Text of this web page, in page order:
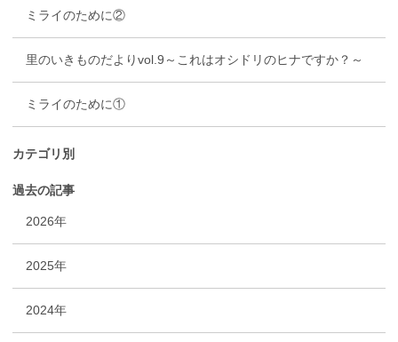
ミライのために②
里のいきものだよりvol.9～これはオシドリのヒナですか？～
ミライのために①
カテゴリ別
過去の記事
2026年
2025年
2024年